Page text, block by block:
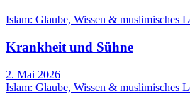
Islam: Glaube, Wissen & muslimisches
Krankheit und Sühne
2. Mai 2026
Islam: Glaube, Wissen & muslimisches